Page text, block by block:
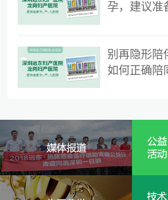
孕，建议准
别再隐形陪
如何正确陪